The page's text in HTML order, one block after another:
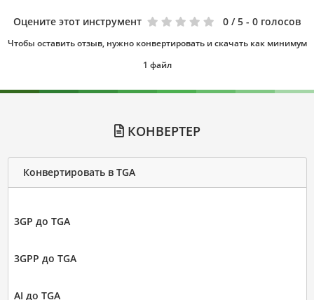
Оцените этот инструмент 0 / 5 - 0 голосов
Чтобы оставить отзыв, нужно конвертировать и скачать как минимум
1 файл
КОНВЕРТЕР
Конвертировать в TGA
3GP до TGA
3GPP до TGA
AI до TGA